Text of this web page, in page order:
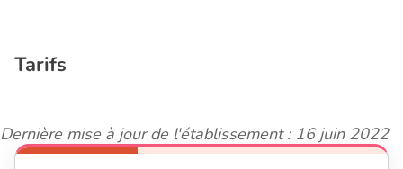
Tarifs
Dernière mise à jour de l'établissement : 16 juin 2022